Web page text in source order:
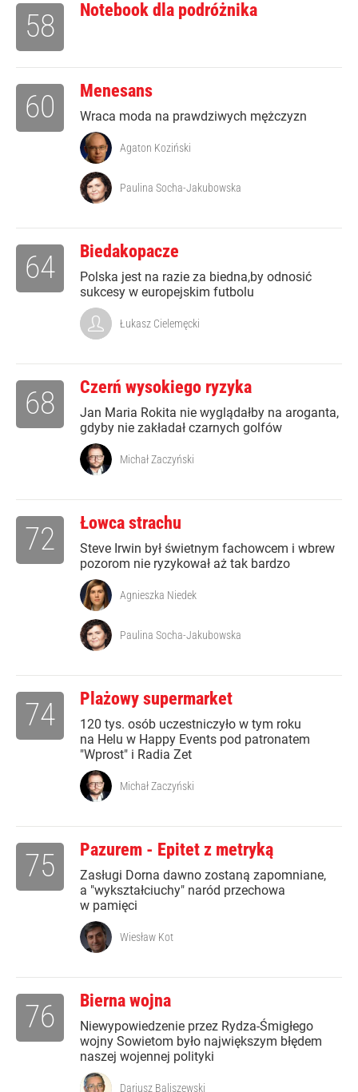
Notebook dla podróżnika
58
Menesans
Wraca moda na prawdziwych mężczyzn
60
Agaton Koziński
Paulina Socha-Jakubowska
Biedakopacze
Polska jest na razie za biedna,by odnosić
sukcesy w europejskim futbolu
64
Łukasz Cielemęcki
Czerń wysokiego ryzyka
Jan Maria Rokita nie wyglądałby na aroganta,
gdyby nie zakładał czarnych golfów
68
Michał Zaczyński
Łowca strachu
Steve Irwin był świetnym fachowcem i wbrew
pozorom nie ryzykował aż tak bardzo
72
Agnieszka Niedek
Paulina Socha-Jakubowska
Plażowy supermarket
120 tys. osób uczestniczyło w tym roku
na Helu w Happy Events pod patronatem
"Wprost" i Radia Zet
74
Michał Zaczyński
Pazurem - Epitet z metryką
Zasługi Dorna dawno zostaną zapomniane,
a "wykształciuchy" naród przechowa
w pamięci
75
Wiesław Kot
Bierna wojna
Niewypowiedzenie przez Rydza-Śmigłego
wojny Sowietom było największym błędem
naszej wojennej polityki
76
Dariusz Baliszewski